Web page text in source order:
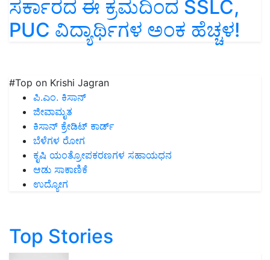
ಸರ್ಕಾರದ ಈ ಕ್ರಮದಿಂದ SSLC,
PUC ವಿದ್ಯಾರ್ಥಿಗಳ ಅಂಕ ಹೆಚ್ಚಳ!
#Top on Krishi Jagran
ಪಿ.ಎಂ. ಕಿಸಾನ್
ಜೀವಾಮೃತ
ಕಿಸಾನ್ ಕ್ರೇಡಿಟ್ ಕಾರ್ಡ್
ಬೆಳೆಗಳ ರೋಗ
ಕೃಷಿ ಯಂತ್ರೋಪಕರಣಗಳ ಸಹಾಯಧನ
ಆಡು ಸಾಕಾಣಿಕೆ
ಉದ್ಯೋಗ
Top Stories